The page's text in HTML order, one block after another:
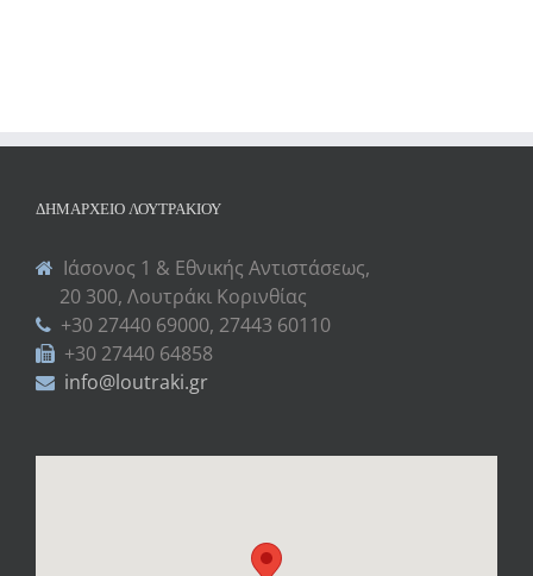
ΔΗΜΑΡΧΕΊΟ ΛΟΥΤΡΑΚΊΟΥ
Ιάσονος 1 & Εθνικής Αντιστάσεως,
20 300, Λουτράκι Κορινθίας
+30 27440 69000, 27443 60110
+30 27440 64858
info@loutraki.gr